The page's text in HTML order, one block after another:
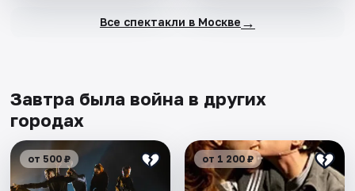
Все спектакли в Москве →
Завтра была война в других
городах
от 500 ₽ от 1 200 ₽